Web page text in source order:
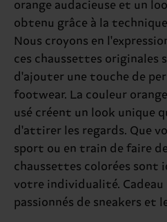
orange audacieuse et un
obtenu grâce à la
Nous croyons en
ces chaussettes originales
d'ajouter une touche de
footwear. La couleur
usé créent un look unique
d'attirer les regards. Que
sport ou en train de faire
chaussettes colorées sont
votre individualité. Cadeau
passionnés de sneakers et